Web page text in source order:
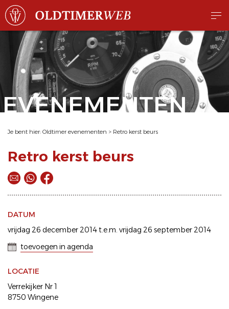
EVENEMENTEN
Je bent hier: Oldtimer evenementen > Retro kerst beurs
Retro kerst beurs
DATUM
vrijdag 26 december 2014 t.e.m. vrijdag 26 september 2014
toevoegen in agenda
LOCATIE
Verrekijker Nr 1
8750 Wingene